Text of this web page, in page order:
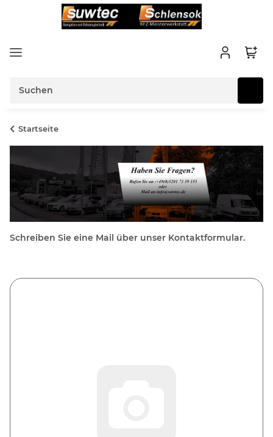
Startseite
Schreiben Sie eine Mail über unser Kontaktformular.